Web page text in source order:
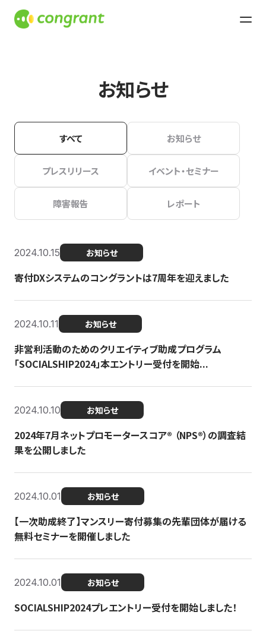
お知らせ
すべて お知らせ
プレスリリース イベント・セミナー
障害報告 レポート
2024.10.15 お知らせ
寄付DXシステムのコングラントは7周年を迎えました
2024.10.11 お知らせ
非営利活動のためのクリエイティブ助成プログラム
「SOCIALSHIP2024」本エントリー受付を開始...
2024.10.10 お知らせ
2024年7月ネットプロモータースコア®︎ （NPS®︎）の調査結
果を公開しました
2024.10.01 お知らせ
【一次助成終了】マンスリー寄付募集の先輩団体が届ける
無料セミナーを開催しました
2024.10.01 お知らせ
SOCIALSHIP2024プレエントリー受付を開始しました！